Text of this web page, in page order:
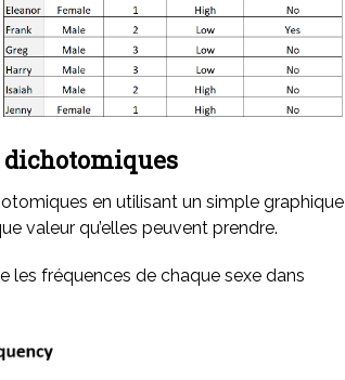
en utilisant un simple graphique
valeur qu’elles peuvent prendre.
les fréquences de chaque sexe dans